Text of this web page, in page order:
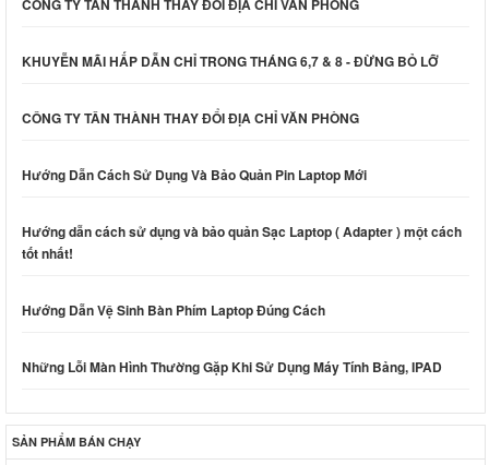
CÔNG TY TÂN THÀNH THAY ĐỔI ĐỊA CHỈ VĂN PHÒNG
KHUYỄN MÃI HẤP DẪN CHỈ TRONG THÁNG 6,7 & 8 - ĐỪNG BỎ LỠ
CÔNG TY TÂN THÀNH THAY ĐỔI ĐỊA CHỈ VĂN PHÒNG
Hướng Dẫn Cách Sử Dụng Và Bảo Quản Pin Laptop Mới
Hướng dẫn cách sử dụng và bảo quản Sạc Laptop ( Adapter ) một cách
tốt nhất!
Hướng Dẫn Vệ Sinh Bàn Phím Laptop Đúng Cách
Những Lỗi Màn Hình Thường Gặp Khi Sử Dụng Máy Tính Bảng, IPAD
SẢN PHẨM BÁN CHẠY